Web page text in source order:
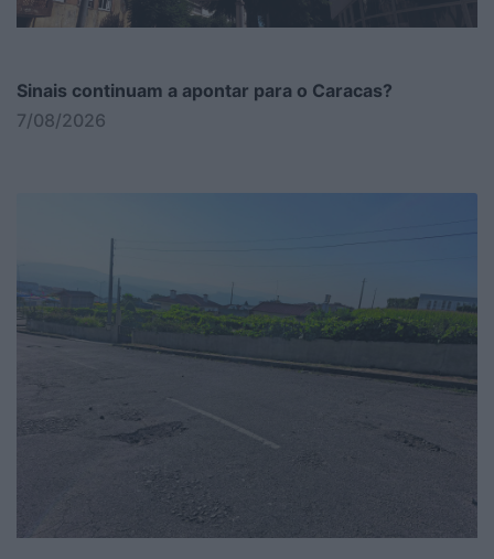
Sinais continuam a apontar para o Caracas?
7/08/2026